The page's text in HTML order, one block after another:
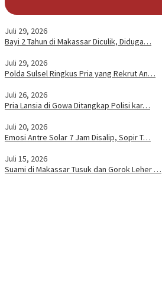
Juli 29, 2026
Bayi 2 Tahun di Makassar Diculik, Diduga…
Juli 29, 2026
Polda Sulsel Ringkus Pria yang Rekrut An…
Juli 26, 2026
Pria Lansia di Gowa Ditangkap Polisi kar…
Juli 20, 2026
Emosi Antre Solar 7 Jam Disalip, Sopir T…
Juli 15, 2026
Suami di Makassar Tusuk dan Gorok Leher …